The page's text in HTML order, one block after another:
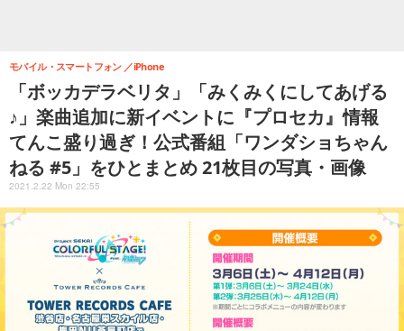
「ボッカデラベリタ」「みくみくにしてあげる
♪」楽曲追加に新イベントに『プロセカ』情報
てんこ盛り過ぎ！公式番組「ワンダショちゃん
ねる #5」をひとまとめ 21枚目の写真・画像
モバイル・スマートフォン iPhone
2021.2.22 Mon 22:55